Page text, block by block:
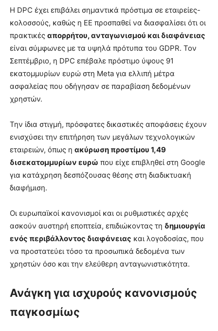
Η DPC έχει επιβάλει σημαντικά πρόστιμα σε εταιρείες-
κολοσσούς, καθώς η ΕΕ προσπαθεί να διασφαλίσει ότι οι
πρακτικές απορρήτου, ανταγωνισμού και διαφάνειας
είναι σύμφωνες με τα υψηλά πρότυπα του GDPR. Τον
Σεπτέμβριο, η DPC επέβαλε πρόστιμο ύψους 91
εκατομμυρίων ευρώ στη Meta για ελλιπή μέτρα
ασφαλείας που οδήγησαν σε παραβίαση δεδομένων
χρηστών.
Την ίδια στιγμή, πρόσφατες δικαστικές αποφάσεις έχουν
ενισχύσει την επιτήρηση των μεγάλων τεχνολογικών
εταιρειών, όπως η ακύρωση προστίμου 1,49
δισεκατομμυρίων ευρώ που είχε επιβληθεί στη Google
για κατάχρηση δεσπόζουσας θέσης στη διαδικτυακή
διαφήμιση.
Οι ευρωπαϊκοί κανονισμοί και οι ρυθμιστικές αρχές
ασκούν αυστηρή εποπτεία, επιδιώκοντας τη δημιουργία
ενός περιβάλλοντος διαφάνειας και λογοδοσίας, που
να προστατεύει τόσο τα προσωπικά δεδομένα των
χρηστών όσο και την ελεύθερη ανταγωνιστικότητα.
Ανάγκη για ισχυρούς κανονισμούς
παγκοσμίως